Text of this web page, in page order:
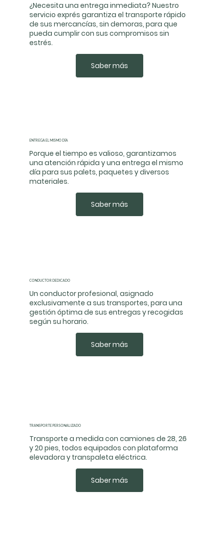
¿Necesita una entrega inmediata? Nuestro
servicio exprés garantiza el transporte rápido
de sus mercancías, sin demoras, para que
pueda cumplir con sus compromisos sin
estrés.
Saber más
ENTREGA EL MISMO DÍA
Porque el tiempo es valioso, garantizamos
una atención rápida y una entrega el mismo
día para sus palets, paquetes y diversos
materiales.
Saber más
CONDUCTOR DEDICADO
Un conductor profesional, asignado
exclusivamente a sus transportes, para una
gestión óptima de sus entregas y recogidas
según su horario.
Saber más
TRANSPORTE PERSONALIZADO
Transporte a medida con camiones de 28, 26
y 20 pies, todos equipados con plataforma
elevadora y transpaleta eléctrica.
Saber más